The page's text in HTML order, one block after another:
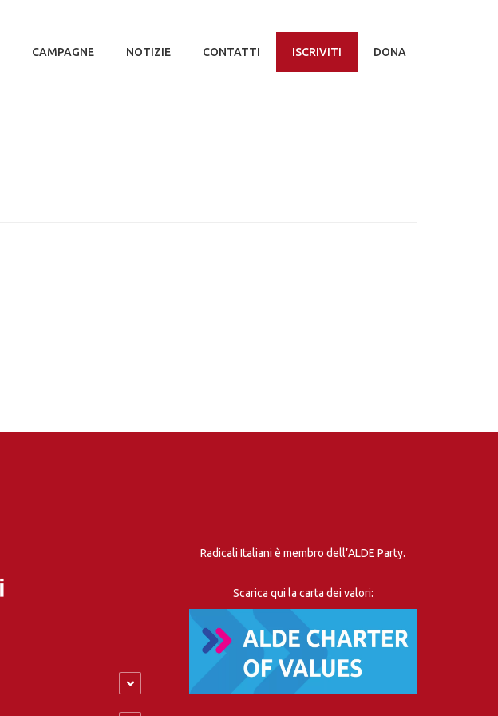
CAMPAGNE NOTIZIE CONTATTI ISCRIVITI DONA
Radicali Italiani è membro dell’ALDE Party.
Scarica qui la carta dei valori: